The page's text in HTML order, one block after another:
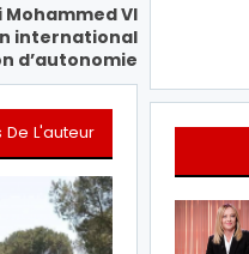
Mohammed VI
international
d’autonomie
De L'auteur